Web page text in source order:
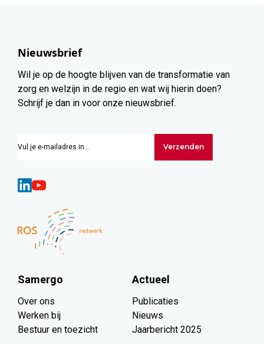
Samergo
Over ons
Werken bij
Bestuur en toezicht
Actueel
Publicaties
Nieuws
Jaarbericht 2025
Nieuwsbrief
Wil je op de hoogte blijven van de transformatie van
zorg en welzijn in de regio en wat wij hierin doen?
Schrijf je dan in voor onze nieuwsbrief.
Verzenden